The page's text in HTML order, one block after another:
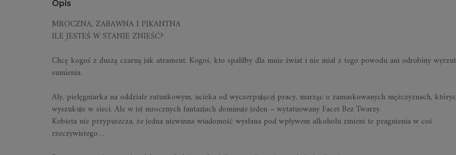
Opis
MROCZNA, ZABAWNA I PIKANTNA
ILE JESTEŚ W STANIE ZNIEŚĆ?
Chcę kogoś z duszą czarną jak atrament. Kogoś, kto spaliłby dla mnie świat i nie miał z tego powodu ani odrobiny
sumienia.
Aly, pielęgniarka na oddziale ratunkowym, ucieka od wyczerpującej pracy, marząc o zamaskowanych mężczyznach,
wyszukuje w sieci. Ale w jej mrocznych fantazjach dominuje jeden – wytatuowany Facet Bez Twarzy.
Kobieta nie przypuszcza, że jedna niewinna wiadomość wysłana pod wpływem alkoholu zmieni te pragnienia w coś
rzeczywistego…